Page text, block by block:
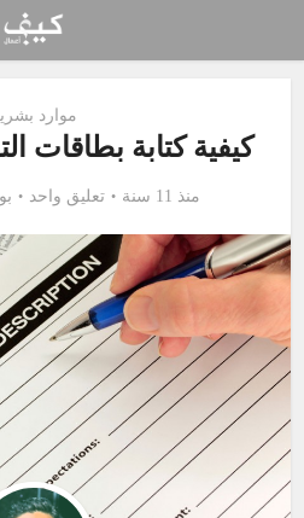
موارد
كيفية كتابة بطاقات
منذ 11 سنة تعليق واحد